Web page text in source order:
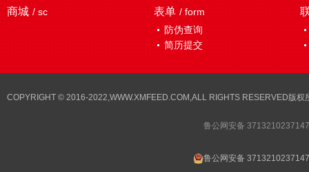
商城 / sc 表单 / form
防伪查询
简历提交
COPYRIGHT © 2016-2022,WWW.XMFEED.COM,ALL RIGHTS RESERVED版
鲁公网安备
鲁公网安备